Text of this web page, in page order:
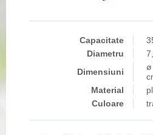
Capacitate
Diametru
Dimensiuni
Material
Culoare